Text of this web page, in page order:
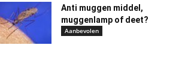
Anti muggen middel,
muggenlamp of deet?
Aanbevolen